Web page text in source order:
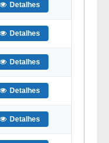
Detalhes
Detalhes
Detalhes
Detalhes
Detalhes